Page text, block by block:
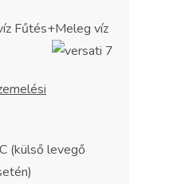
Fűtés+Meleg víz
(külső levegő